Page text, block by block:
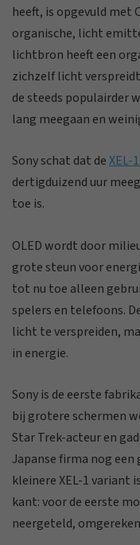
heeft, is opgevuld met
organische, licht
lichtbron heeft een
zichzelf licht
de steeds populairder
lang meegaan en
Sony schat dat deXEL-1
dertigduizend uur
toe is.
OLED wordt door
grote steun voor
tot nu toe alleen
spelers en telefoons.
licht te verspreiden,
in energie.
Sony is de eerste
bij grotere schermen
Star Trek-acteur en
Japanse firma nog
kleinere XEL-1 variant
kant: voor de eerste
neergeteld,